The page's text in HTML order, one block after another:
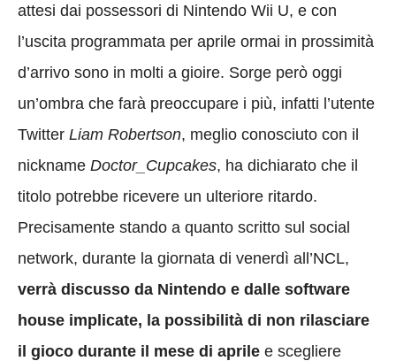
attesi dai possessori di Nintendo Wii U, e con
l’uscita programmata per aprile ormai in prossimità
d’arrivo sono in molti a gioire. Sorge però oggi
un’ombra che farà preoccupare i più, infatti l’utente
Twitter Liam Robertson, meglio conosciuto con il
nickname Doctor_Cupcakes, ha dichiarato che il
titolo potrebbe ricevere un ulteriore ritardo.
Precisamente stando a quanto scritto sul social
network, durante la giornata di venerdì all’NCL,
verrà discusso da Nintendo e dalle software
house implicate, la possibilità di non rilasciare
il gioco durante il mese di aprile e scegliere